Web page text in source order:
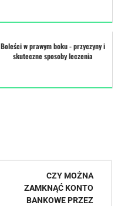
Boleści w prawym boku - przyczyny i
skuteczne sposoby leczenia
CZY MOŻNA
ZAMKNĄĆ KONTO
BANKOWE PRZEZ